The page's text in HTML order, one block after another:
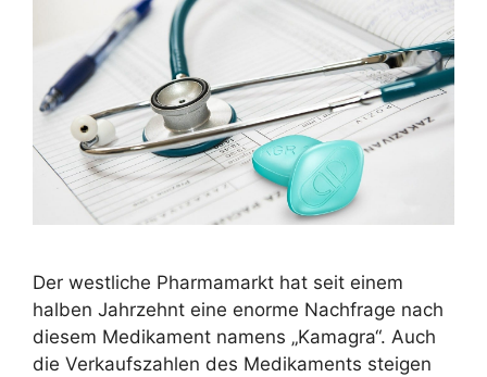
Der westliche Pharmamarkt hat seit einem
halben Jahrzehnt eine enorme Nachfrage nach
diesem Medikament namens „Kamagra“. Auch
die Verkaufszahlen des Medikaments steigen